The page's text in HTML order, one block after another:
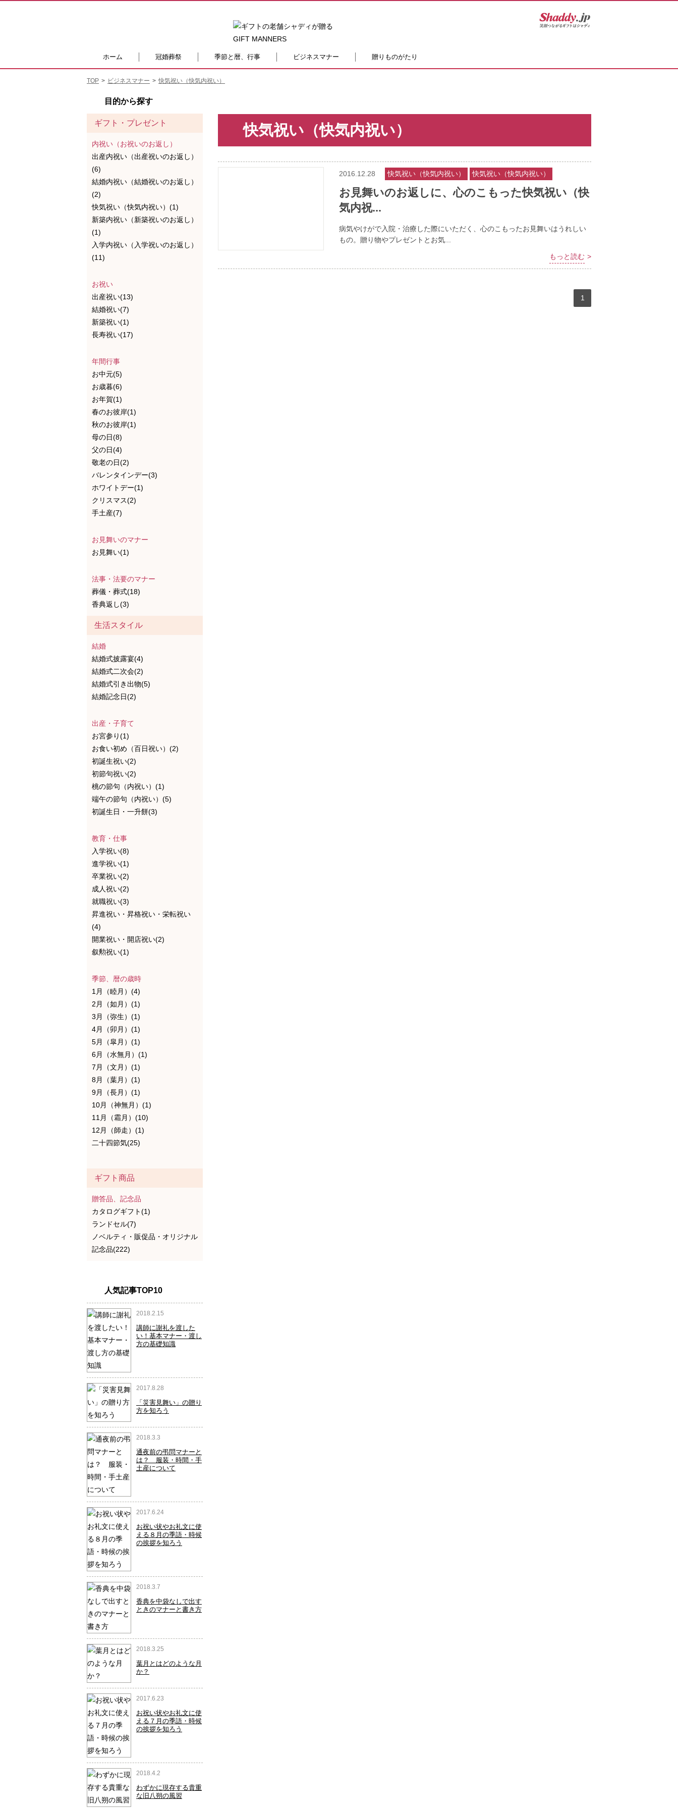
ホーム 冠婚葬祭 季節と暦、行事 ビジネスマナー 贈りものがたり
TOP ビジネスマナー 快気祝い（快気内祝い）
快気祝い（快気内祝い）
2016.12.28 快気祝い（快気内祝い） 快気祝い（快気内祝い）
お見舞いのお返しに、心のこもった快気祝い（快
気内祝...
病気やけがで入院・治療した際にいただく、心のこもったお見舞いはうれしい
もの。贈り物やプレゼントとお気...
もっと読む
1
目的から探す
ギフト・プレゼント
内祝い（お祝いのお返し）
出産内祝い（出産祝いのお返し）
(6)
結婚内祝い（結婚祝いのお返し）
(2)
快気祝い（快気内祝い）(1)
新築内祝い（新築祝いのお返し）
(1)
入学内祝い（入学祝いのお返し）
(11)
お祝い
出産祝い(13)
結婚祝い(7)
新築祝い(1)
長寿祝い(17)
年間行事
お中元(5)
お歳暮(6)
お年賀(1)
春のお彼岸(1)
秋のお彼岸(1)
母の日(8)
父の日(4)
敬老の日(2)
バレンタインデー(3)
ホワイトデー(1)
クリスマス(2)
手土産(7)
お見舞いのマナー
お見舞い(1)
法事・法要のマナー
葬儀・葬式(18)
香典返し(3)
生活スタイル
結婚
結婚式披露宴(4)
結婚式二次会(2)
結婚式引き出物(5)
結婚記念日(2)
出産・子育て
お宮参り(1)
お食い初め（百日祝い）(2)
初誕生祝い(2)
初節句祝い(2)
桃の節句（内祝い）(1)
端午の節句（内祝い）(5)
初誕生日・一升餅(3)
教育・仕事
入学祝い(8)
進学祝い(1)
卒業祝い(2)
成人祝い(2)
就職祝い(3)
昇進祝い・昇格祝い・栄転祝い
(4)
開業祝い・開店祝い(2)
叙勲祝い(1)
季節、暦の歳時
1月（睦月）(4)
2月（如月）(1)
3月（弥生）(1)
4月（卯月）(1)
5月（皐月）(1)
6月（水無月）(1)
7月（文月）(1)
8月（葉月）(1)
9月（長月）(1)
10月（神無月）(1)
11月（霜月）(10)
12月（師走）(1)
二十四節気(25)
ギフト商品
贈答品、記念品
カタログギフト(1)
ランドセル(7)
ノベルティ・販促品・オリジナル
記念品(222)
人気記事TOP10
1 2018.2.15
講師に謝礼を渡した
い！基本マナー・渡し
方の基礎知識
2 2017.8.28
「災害見舞い」の贈り
方を知ろう
3 2018.3.3
通夜前の弔問マナーと
は？ 服装・時間・手
土産について
4 2017.6.24
お祝い状やお礼文に使
える８月の季語・時候
の挨拶を知ろう
5 2018.3.7
香典を中袋なしで出す
ときのマナーと書き方
6 2018.3.25
葉月とはどのような月
か？
7 2017.6.23
お祝い状やお礼文に使
える７月の季語・時候
の挨拶を知ろう
8 2018.4.2
わずかに現存する貴重
な旧八朔の風習